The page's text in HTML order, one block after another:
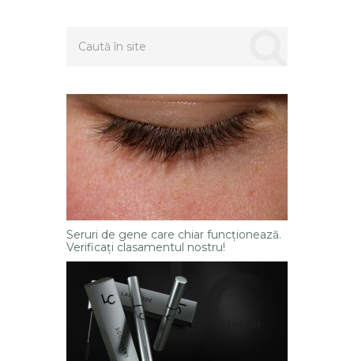
Seruri de gene care chiar funcționează.
Verificați clasamentul nostru!